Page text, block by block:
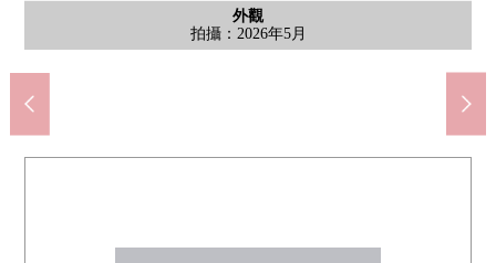
外觀
拍攝：2026年5月
外觀
拍攝：2026年5月
含有前面道路的外觀
拍攝：2026年5月
含有前面道路的外觀
拍攝：2026年5月
TAIRAYA西寺一方店(約1700m)
7-Eleven八王子大型音樂會寺廟店(約700m)
doragguseimusu大型音樂會寺廟店(約720m)
在八王子市立上1分小學(約1500m)
八王子市立原八王子中學(約2000m)